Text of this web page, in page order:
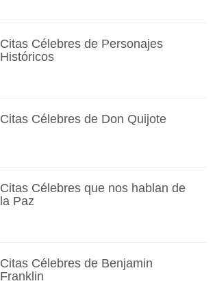
Citas Célebres de Personajes
Históricos
Citas Célebres de Don Quijote
Citas Célebres que nos hablan de
la Paz
Citas Célebres de Benjamin
Franklin